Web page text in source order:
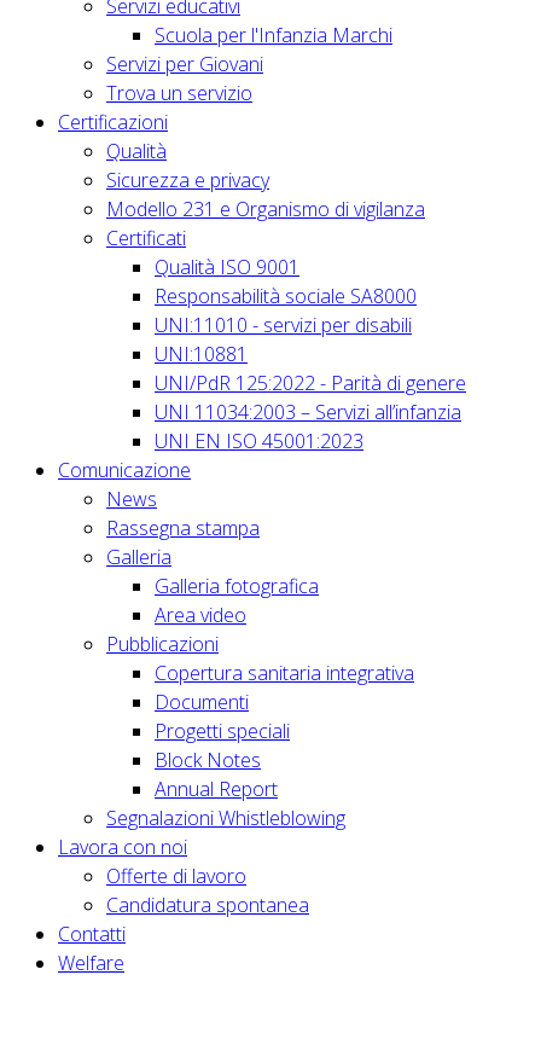
Servizi educativi
Scuola per l'Infanzia Marchi
Servizi per Giovani
Trova un servizio
Certificazioni
Qualità
Sicurezza e privacy
Modello 231 e Organismo di vigilanza
Certificati
Qualità ISO 9001
Responsabilità sociale SA8000
UNI:11010 - servizi per disabili
UNI:10881
UNI/PdR 125:2022 - Parità di genere
UNI 11034:2003 – Servizi all’infanzia
UNI EN ISO 45001:2023
Comunicazione
News
Rassegna stampa
Galleria
Galleria fotografica
Area video
Pubblicazioni
Copertura sanitaria integrativa
Documenti
Progetti speciali
Block Notes
Annual Report
Segnalazioni Whistleblowing
Lavora con noi
Offerte di lavoro
Candidatura spontanea
Contatti
Welfare